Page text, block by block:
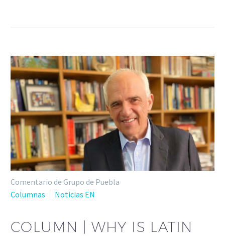
Comentario de Grupo de Puebla
Columnas
Noticias EN
COLUMN | WHY IS LATIN